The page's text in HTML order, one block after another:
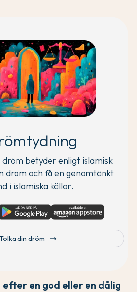
dröm betyder enligt islamisk
dröm och få en genomtänkt
i islamiska källor.
Tolka din dröm trending_flat
efter en god eller en dålig